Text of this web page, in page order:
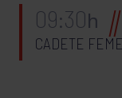
09:30h
CADETE